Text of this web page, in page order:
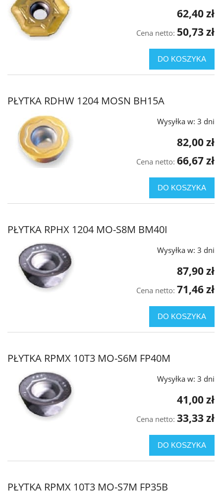
62,40 zł
Cena netto: 50,73 zł
DO KOSZYKA
PŁYTKA RDHW 1204 MOSN BH15A
Wysyłka w: 3 dni
82,00 zł
Cena netto: 66,67 zł
DO KOSZYKA
PŁYTKA RPHX 1204 MO-S8M BM40I
Wysyłka w: 3 dni
87,90 zł
Cena netto: 71,46 zł
DO KOSZYKA
PŁYTKA RPMX 10T3 MO-S6M FP40M
Wysyłka w: 3 dni
41,00 zł
Cena netto: 33,33 zł
DO KOSZYKA
PŁYTKA RPMX 10T3 MO-S7M FP35B